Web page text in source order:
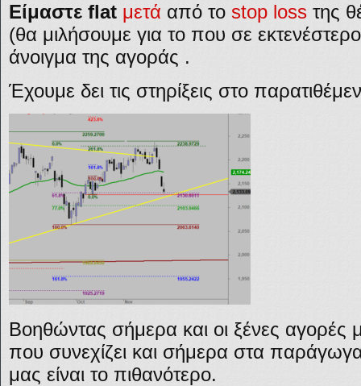
Είμαστε flat μετά από το stop loss της
(θα μιλήσουμε για το που σε
άνοιγμα της αγοράς .
Έχουμε δει τις στηρίξεις στο
Βοηθώντας σήμερα και οι ξένες αγορές
που συνεχίζει και σήμερα στα
μας είναι το πιθανότερο.